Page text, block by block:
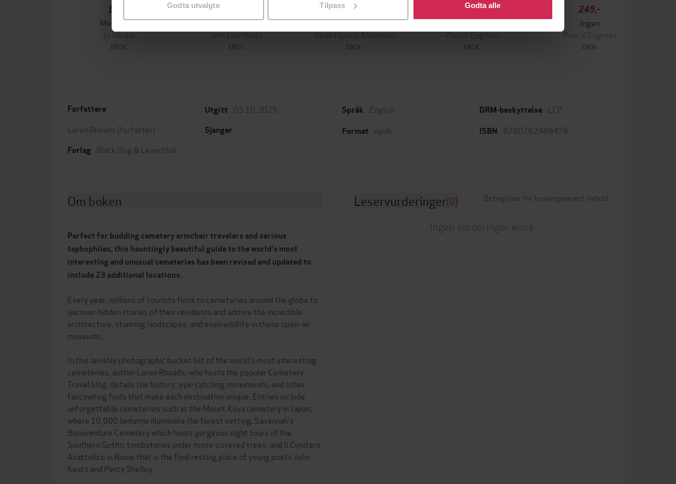
Godta utvalgte Tilpass Godta alle
199,-
Minnesota
Jo Nesbø
EBOK
Utskudd
Jørn Lier Horst
EBOK
149,-
En lykkelig familie
Stian Hjelvin Andersen
EBOK
349,-
Krigen
Pascal Engman
EBOK
249,-
Ingen
Pascal Engman
EBOK
Forfattere
Loren Rhoads (forfatter)
Forlag Black Dog & Leventhal
Utgitt 03.10.2025
Sjanger
Språk English
Format epub
DRM-beskyttelse LCP
ISBN 9780762488476
Om boken
Perfect for budding cemetery armchair travelers and serious
taphophiles, this hauntingly beautiful guide to the world's most
interesting and unusual cemeteries has been revised and updated to
include 23 additional locations.
Every year, millions of tourists flock to cemeteries around the globe to
uncover hidden stories of their residents and admire the incredible
architecture, stunning landscapes, and even wildlife in these open-air
museums.
In this lavishly photographic bucket list of the world’s most interesting
cemeteries, author Loren Rhoads, who hosts the popular Cemetery
Travel blog, details the history, eye-catching monuments, and other
fascinating finds that make each destination unique. Entries include
unforgettable cemeteries such as the Mount Koya cemetery in Japan,
where 10,000 lanterns illuminate the forest setting; Savannah's
Bonaventure Cemetery which hosts gorgeous night tours of the
Southern Gothic tombstones under moss-covered trees; and Il Cimitero
Acattolico in Rome that is the final resting place of young poets John
Keats and Percy Shelley.
Leservurderinger(0) Betingelser for brukergenerert innhold
Ingen vurderinger ennå